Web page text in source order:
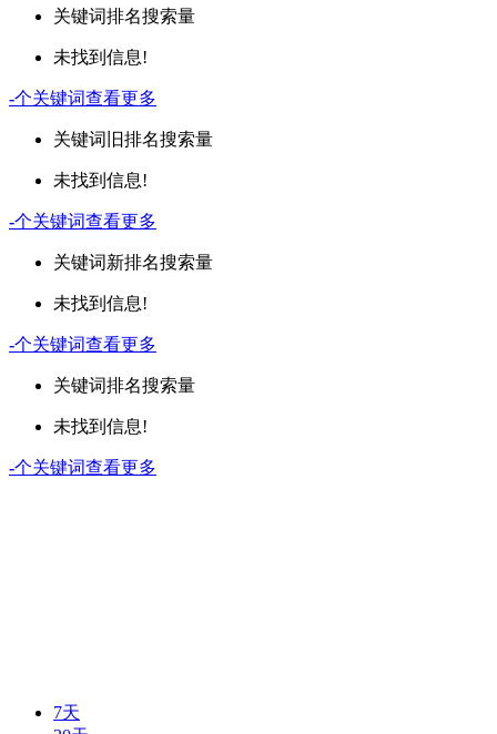
关键词排名搜索量
未找到信息!
-个关键词查看更多
关键词 旧排名搜索量
未找到信息!
-个关键词查看更多
关键词新排名搜索量
未找到信息!
-个关键词查看更多
关键词排名搜索量
未找到信息!
-个关键词查看更多
7天